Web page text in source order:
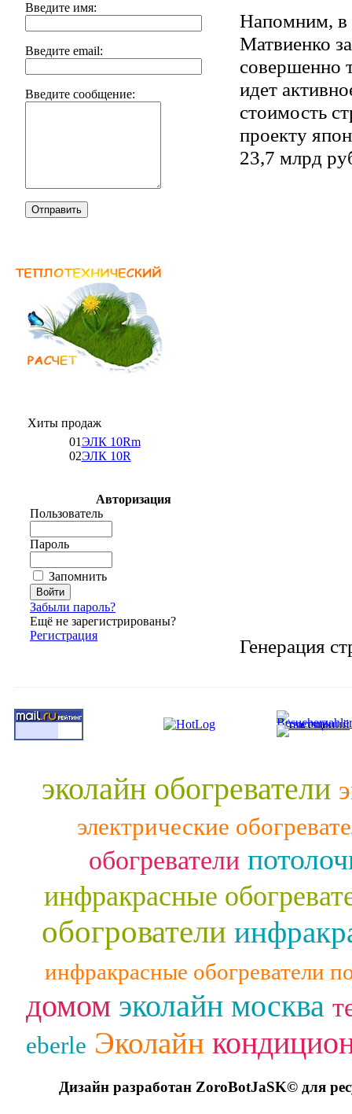
Введите имя:
Введите email:
Введите сообщение:
Отправить
Хиты продаж
01ЭЛК 10Rm
02ЭЛК 10R
Авторизация
Пользователь
Пароль
Запомнить
Забыли пароль?
Ещё не зарегистрированы?
Регистрация
Напомним, в
Матвиенко
совершенно
идет
стоимость
проекту
23,7 млрд
Генерация
эколайн обогреватели
электрические
обогреватели
инфракрасные
обогрователи
инфракрасные обогреватели
домом эколайн москва
eberle Эколайн
Дизайн разработан ZoroBotJaSK© для